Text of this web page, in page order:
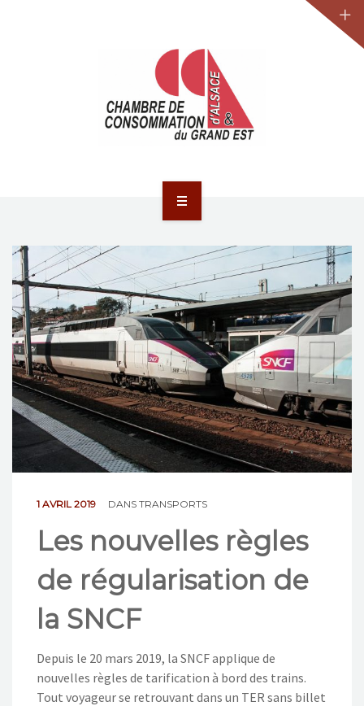
ACTUALITÉS
JURIDIQUE
LA CCA-GE
NOS ACTIONS
CONTACT
1 AVRIL 2019 DANS TRANSPORTS
Les nouvelles règles
de régularisation de
la SNCF
Depuis le 20 mars 2019, la SNCF applique de
nouvelles règles de tarification à bord des trains.
Tout voyageur se retrouvant dans un TER sans billet